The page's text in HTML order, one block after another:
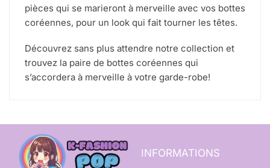
pièces qui se marieront à merveille avec vos bottes
coréennes, pour un look qui fait tourner les têtes.
Découvrez sans plus attendre notre collection et
trouvez la paire de bottes coréennes qui
s’accordera à merveille à votre garde-robe!
INFORMATIONS